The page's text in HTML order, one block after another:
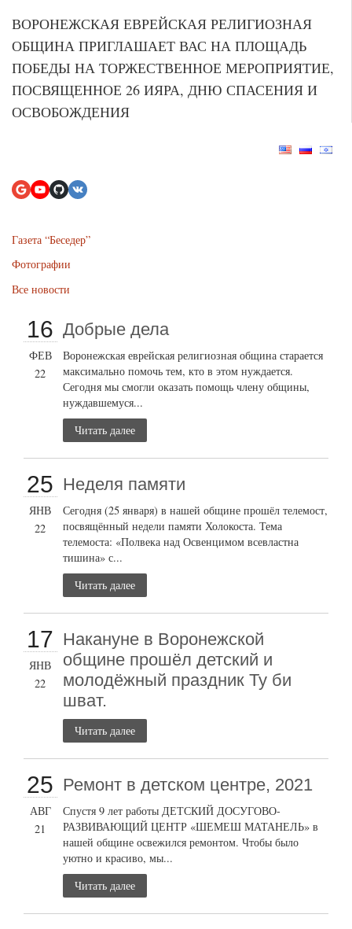
ВОРОНЕЖСКАЯ ЕВРЕЙСКАЯ РЕЛИГИОЗНАЯ
ОБЩИНА ПРИГЛАШАЕТ ВАС НА ПЛОЩАДЬ
ПОБЕДЫ НА ТОРЖЕСТВЕННОЕ МЕРОПРИЯТИЕ,
ПОСВЯЩЕННОЕ 26 ИЯРА, ДНЮ СПАСЕНИЯ И
ОСВОБОЖДЕНИЯ
Газета “Беседер”
Фотографии
Все новости
16
ФЕВ
22
Добрые дела
Воронежская еврейская религиозная община старается
максимально помочь тем, кто в этом нуждается.
Сегодня мы смогли оказать помощь члену общины,
нуждавшемуся...
Читать далее
25
ЯНВ
22
Неделя памяти
Сегодня (25 января) в нашей общине прошёл телемост,
посвящённый недели памяти Холокоста. Тема
телемоста: «Полвека над Освенцимом всевластна
тишина» с...
Читать далее
17
ЯНВ
22
Накануне в Воронежской
общине прошёл детский и
молодёжный праздник Ту би
шват.
Читать далее
25
АВГ
21
Ремонт в детском центре, 2021
Спустя 9 лет работы ДЕТСКИЙ ДОСУГОВО-
РАЗВИВАЮЩИЙ ЦЕНТР «ШЕМЕШ МАТАНЕЛЬ» в
нашей общине освежился ремонтом. Чтобы было
уютно и красиво, мы...
Читать далее